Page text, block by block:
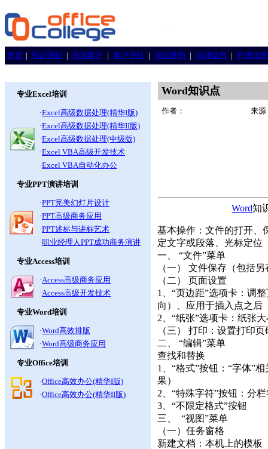
首页 | 培训课程 | 培训客户 | 客户评估 | 培训讲师 | 培训信息 | 开班信息
专业Excel培训
·Excel高级数据处理(精华I版)
·Excel高级数据处理(精华II版)
·Excel高级数据处理(中级版)
·Excel VBA高级开发技术
·Excel VBA自动化办公
专业PPT演讲培训
·PPT完美幻灯片设计
·PPT高级商务应用
·PPT述标与讲标艺术
·职业经理人PPT成功商务演讲
专业Access培训
·Access高级商务应用
·Access高级开发技术
专业Word培训
·Word高效排版
·Word高级商务应用
专业Office培训
·Office高效办公(精华I版)
·Office高效办公(精华II版)
Word知识点
作者： 来源
Word知
基本操作：文件的打开、
定文字或段落、光标定位
一、 “文件”菜单
（一） 文件保存（包括
（二） 页面设置
1、“页边距”选项卡：调
向）、应用于插入点之后
2、“纸张”选项卡：纸张
（三） 打印：设置打印
二、 “编辑”菜单
查找和替换
1、“格式”按钮：“字体”
果）
2、“特殊字符”按钮：分
3、“不限定格式”按钮
三、 “视图”菜单
（一）任务窗格
新建文档：本机上的模板